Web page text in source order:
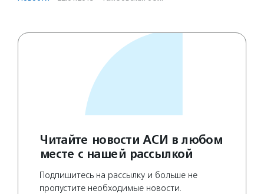
Читайте новости АСИ в любом
месте с нашей рассылкой
Подпишитесь на рассылку и больше не
пропустите необходимые новости.